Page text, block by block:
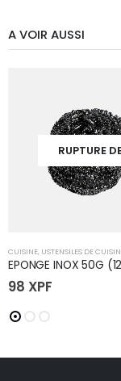
A VOIR AUSSI
RUPTURE
STOCK
CUISINE, USTENSILES DE
EPONGE INOX 50G
98 XPF